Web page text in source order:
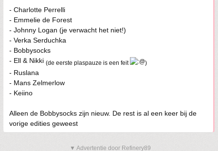
- Charlotte Perrelli
- Emmelie de Forest
- Johnny Logan (je verwacht het niet!)
- Verka Serduchka
- Bobbysocks
- Ell & Nikki (de eerste plaspauze is een feit )
- Ruslana
- Mans Zelmerlow
- Keiino
Alleen de Bobbysocks zijn nieuw. De rest is al een keer bij de
vorige edities geweest
▼ Advertentie door Refinery89